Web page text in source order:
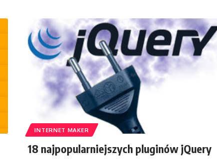
INTERNET MAKER
18 najpopularniejszych pluginów jQuery